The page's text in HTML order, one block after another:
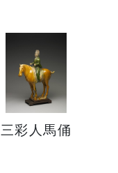
三彩人馬俑